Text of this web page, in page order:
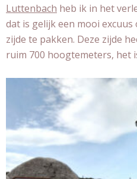
Luttenbach heb ik in het
dat is gelijk een mooi
zijde te pakken. Deze zijde
ruim 700 hoogtemeters, het